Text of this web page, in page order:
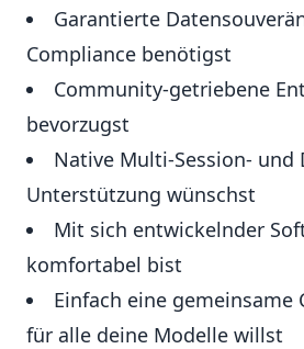
Garantierte
Compliance benötigst
Community-getriebene
bevorzugst
Native Multi-Session- und
Unterstützung wünschst
Mit sich entwickelnder
komfortabel bist
Einfach eine gemeinsame
für alle deine Modelle willst